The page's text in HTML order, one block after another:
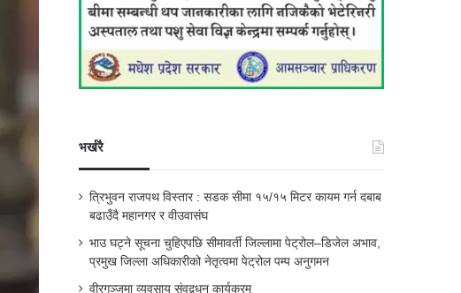
भर्खरै
त्रिभुवन राजपथ विस्तार : सडक सीमा १५/१५ मिटर कायम गर्न दबाब
बढाउँदै महानगर र वीउवासंघ
भाउ घट्ने सूचना चुहिएपछि सीमावर्ती जिल्लामा पेट्रोल–डिजेल अभाव,
प्रमुख जिल्ला अधिकारीको नेतृत्वमा पेट्रोल पम्प अनुगमन
वीरगञ्जमा व्यवसाय संवद्र्धन कार्यक्रम